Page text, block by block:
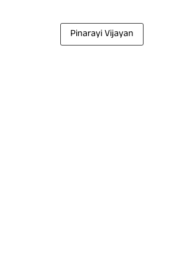
Pinarayi Vijayan